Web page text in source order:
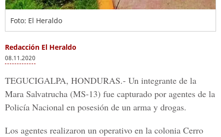
Foto: El Heraldo
Redacción El Heraldo
08.11.2020
TEGUCIGALPA, HONDURAS.- Un integrante de la
Mara Salvatrucha (MS-13) fue capturado por agentes de la
Policía Nacional en posesión de un arma y drogas.
Los agentes realizaron un operativo en la colonia Cerro